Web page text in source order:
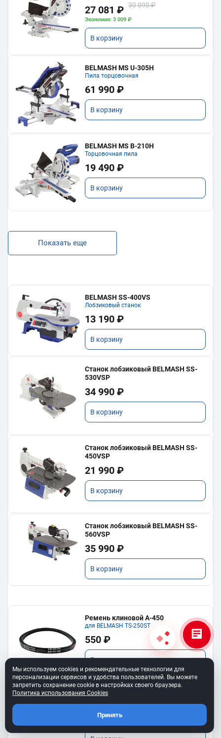
27 081 ₽ 30 090 ₽
Экономия: 3 009 ₽
В корзину
BELMASH MS U-305H
Пила торцовочная
61 990 ₽
В корзину
BELMASH MS B-210H
Торцовочная пила
19 490 ₽
В корзину
Показать еще
BELMASH SS-400VS
Лобзиковый станок
13 190 ₽
В корзину
Станок лобзиковый BELMASH SS-
530VSP
34 990 ₽
В корзину
Станок лобзиковый BELMASH SS-
450VSP
21 990 ₽
В корзину
Станок лобзиковый BELMASH SS-
560VSP
35 990 ₽
В корзину
Ремень клиновой A-450
для BELMASH TS-250SТ
550 ₽
В корзину
Ремень 6PJ610 для BELMASH BJM-
750/150T
750 ₽
Мы используем cookies и рекомендательные технологии для
персонализации сервисов и удобства пользователей. Вы можете
запретить сохранение cookie в настройках своего браузера.
Политика использования Cookies
Принять